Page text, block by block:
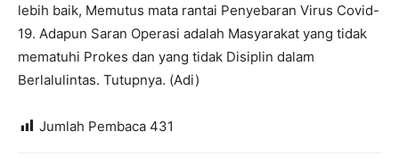
lebih baik, Memutus mata rantai Penyebaran Virus Covid-
19. Adapun Saran Operasi adalah Masyarakat yang tidak
mematuhi Prokes dan yang tidak Disiplin dalam
Berlalulintas. Tutupnya. (Adi)
Jumlah Pembaca 431